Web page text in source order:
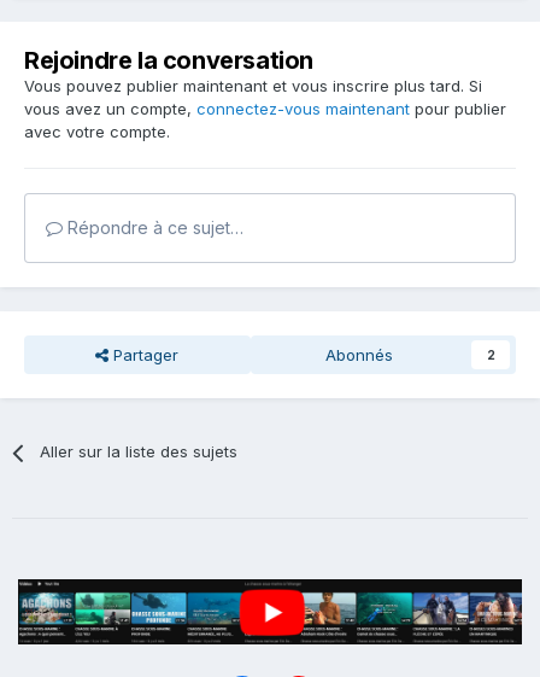
Rejoindre la conversation
Vous pouvez publier maintenant et vous inscrire plus tard. Si
vous avez un compte, connectez-vous maintenant pour publier
avec votre compte.
Répondre à ce sujet…
Partager Abonnés 2
Aller sur la liste des sujets